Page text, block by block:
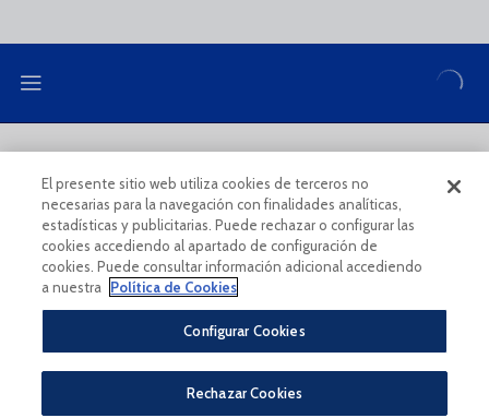
COOKIES POLICY LEGAL CONDITIONS
Privacy Policy
El presente sitio web utiliza cookies de terceros no
necesarias para la navegación con finalidades analíticas,
estadísticas y publicitarias. Puede rechazar o configurar las
cookies accediendo al apartado de configuración de
cookies. Puede consultar información adicional accediendo
a nuestra
Política de Cookies
Configurar Cookies
Rechazar Cookies